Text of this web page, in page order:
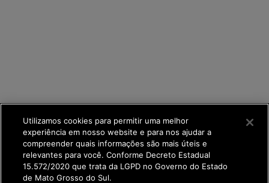
Utilizamos cookies para permitir uma melhor
experiência em nosso website e para nos ajudar a
compreender quais informações são mais úteis e
relevantes para você. Conforme Decreto Estadual
15.572/2020 que trata da LGPD no Governo do Estado
de Mato Grosso do Sul.